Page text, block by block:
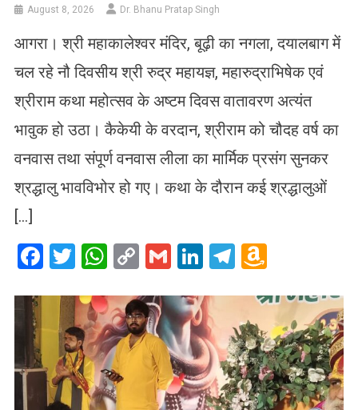
August 8, 2026 Dr. Bhanu Pratap Singh
आगरा। श्री महाकालेश्वर मंदिर, बूढ़ी का नगला, दयालबाग में
चल रहे नौ दिवसीय श्री रुद्र महायज्ञ, महारुद्राभिषेक एवं
श्रीराम कथा महोत्सव के अष्टम दिवस वातावरण अत्यंत
भावुक हो उठा। कैकेयी के वरदान, श्रीराम को चौदह वर्ष का
वनवास तथा संपूर्ण वनवास लीला का मार्मिक प्रसंग सुनकर
श्रद्धालु भावविभोर हो गए। कथा के दौरान कई श्रद्धालुओं
[…]
Facebook
Twitter
WhatsApp
CopyGmailLinkedIn
Telegram
List